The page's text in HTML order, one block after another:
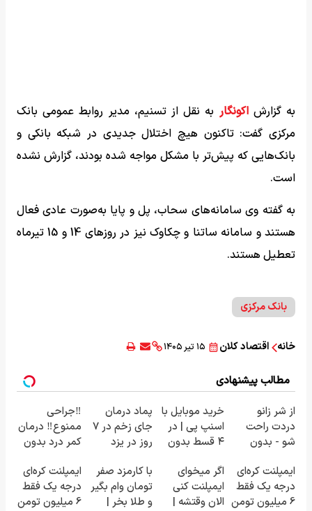
به گزارشاکونگار به نقل از تسنیم، مدیر روابط عمومی بانک
مرکزی گفت: تاکنون هیچ اختلال جدیدی در شبکه بانکی و
بانک‌هایی که پیش‌تر با مشکل مواجه شده بودند، گزارش نشده
است.
به گفته وی سامانه‌های سحاب، پل و پایا به‌صورت عادی فعال
هستند و سامانه ساتنا و چکاوک نیز در روزهای 14 و 15 تیرماه
تعطیل هستند.
بانک مرکزی
خانه اقتصاد کلان ۱۵ تیر ۱۴۰۵
مطالب پیشنهادی
از شر زانو
دردت راحت
شو - بدون
خرید موبایل با
اسنپ پی | در
۴ قسط بدون
پماد درمان
جای زخم در ۷
روز در یزد
(مشاوره
بگیرید)
‼️جراحی
ممنوع‼️ درمان
کمر درد بدون
نقاهت
ایمپلنت کره‌ای
درجه یک فقط
6 میلیون تومن
اگر میخوای
ایمپلنت کنی
الان وقتشه |
با کارمزد صفر
تومان وام بگیر
و طلا بخر |
ایمپلنت کره‌ای
درجه یک فقط
6 میلیون تومن